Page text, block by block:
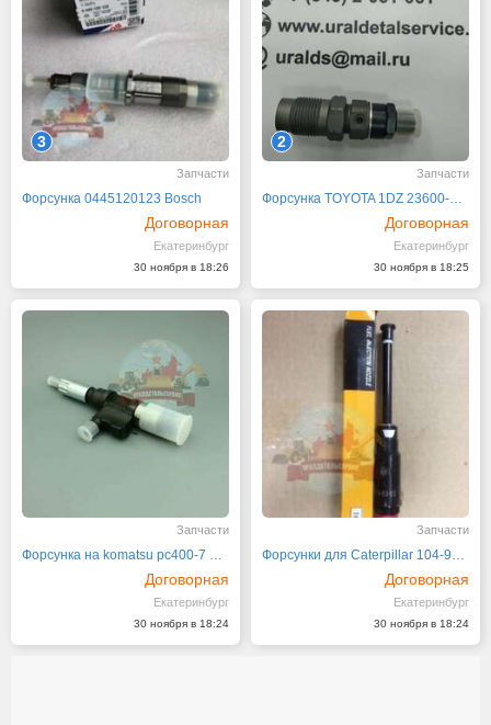
3
Запчасти
Форсунка 0445120123 Bosch
Договорная
Екатеринбург
30 ноября в 18:26
2
Запчасти
Форсунка TOYOTA 1DZ 23600-78200-71
Договорная
Екатеринбург
30 ноября в 18:25
Запчасти
Форсунка на komatsu pc400-7 095000-1211/6156-11-3300
Договорная
Екатеринбург
30 ноября в 18:24
Запчасти
Форсунки для Caterpillar 104-9453 (1049453)
Договорная
Екатеринбург
30 ноября в 18:24